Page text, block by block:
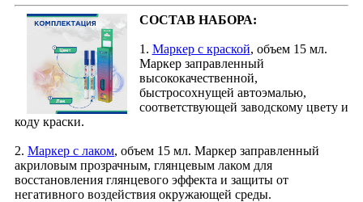
СОСТАВ НАБОРА:
1. Маркер с краской, объем 15 мл.
Маркер заправленный
высококачественной,
быстросохнущей автоэмалью,
соответствующей заводскому цвету и
коду краски.
2. Маркер с лаком, объем 15 мл. Маркер заправленный
акриловым прозрачным, глянцевым лаком для
восстановления глянцевого эффекта и защиты от
негативного воздействия окружающей среды.